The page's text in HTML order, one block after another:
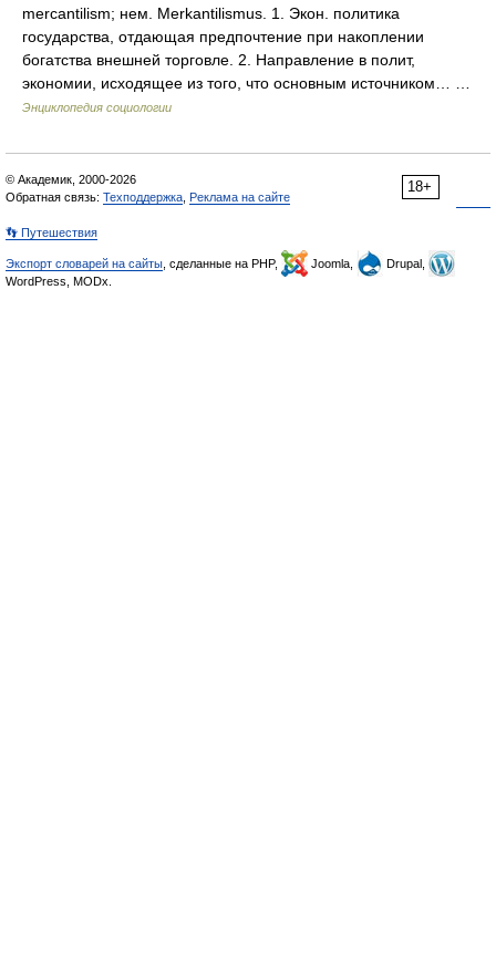
mercantilism; нем. Merkantilismus. 1. Экон. политика
государства, отдающая предпочтение при накоплении
богатства внешней торговле. 2. Направление в полит,
экономии, исходящее из того, что основным источником… …
Энциклопедия социологии
18+
© Академик, 2000-2026
Обратная связь: Техподдержка Реклама на сайте
👣 Путешествия
Экспорт словарей на сайты , сделанные на PHP, Joomla,
Drupal,
WordPress, MODx.